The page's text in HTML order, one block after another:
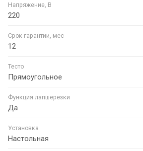
Напряжение, В
220
Срок гарантии, мес
12
Тесто
Прямоугольное
Функция лапшерезки
Да
Установка
Настольная